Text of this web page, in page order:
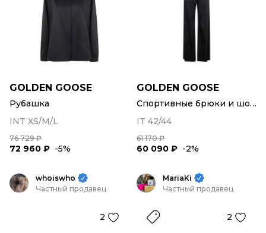
GOLDEN GOOSE
Рубашка
INT XS/M/L
76 729 ₽
72 960 ₽ -5%
GOLDEN GOOSE
Спортивные брюки и шорты
IT 42/44
61 170 ₽
60 090 ₽ -2%
whoiswho
Частный продавец
2
MariaKi
Частный продавец
2